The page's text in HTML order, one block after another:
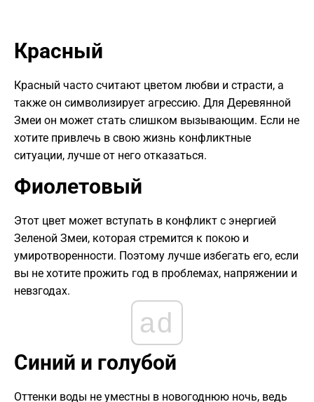
Красный
Красный часто считают цветом любви и страсти, а
также он символизирует агрессию. Для Деревянной
Змеи он может стать слишком вызывающим. Если не
хотите привлечь в свою жизнь конфликтные
ситуации, лучше от него отказаться.
Фиолетовый
Этот цвет может вступать в конфликт с энергией
Зеленой Змеи, которая стремится к покою и
умиротворенности. Поэтому лучше избегать его, если
вы не хотите прожить год в проблемах, напряжении и
невзгодах.
ad
Синий и голубой
Оттенки воды не уместны в новогоднюю ночь, ведь